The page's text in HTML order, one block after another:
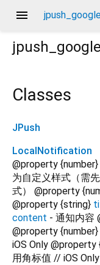
menu
Classes
JPush
LocalNotification
@property {number}
为自定义样式（需
式） @property
@property {string}
content - 通知内容
@property {number}
iOS Only @property
用角标值 // iOS